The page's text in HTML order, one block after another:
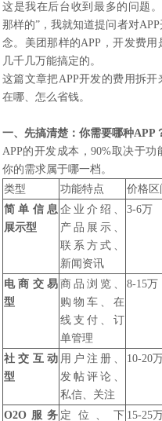
这是我在后台收到最多的问题
那样的”，我就知道提问者对
念。美团那样的APP，开发费用
几千几万能搞定的。
这篇文章把APP开发的费用拆开
在哪、怎么省钱。
一、先搞清楚：你需要哪种APP
APP的开发成本，90%取决于
你的需求属于哪一档。
类型
功能特点 价格区
简单信息
展示型
企业介绍、
产品展示、
联系方式、
新闻资讯
3-6万
电商交易
型
商品浏览、
购物车、在
线支付、订
单管理
8-15万
社交互动
型
用户注册、
发帖评论、
私信、关注
10-20
O2O服务 定位、下 15-25